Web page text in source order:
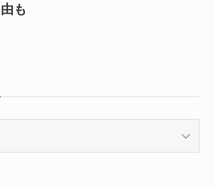
由も